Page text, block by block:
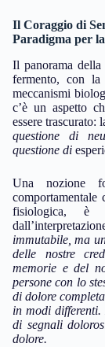
Il Coraggio di
Paradigma per
Il panorama
fermento, con
meccanismi
c’è un aspetto
essere trascurato:
questione di
questione di
Una nozione
fisiologica, è
immutabile, ma
delle nostre
memorie e del
persone con lo
di dolore
in modi differenti.
di segnali
dolore.